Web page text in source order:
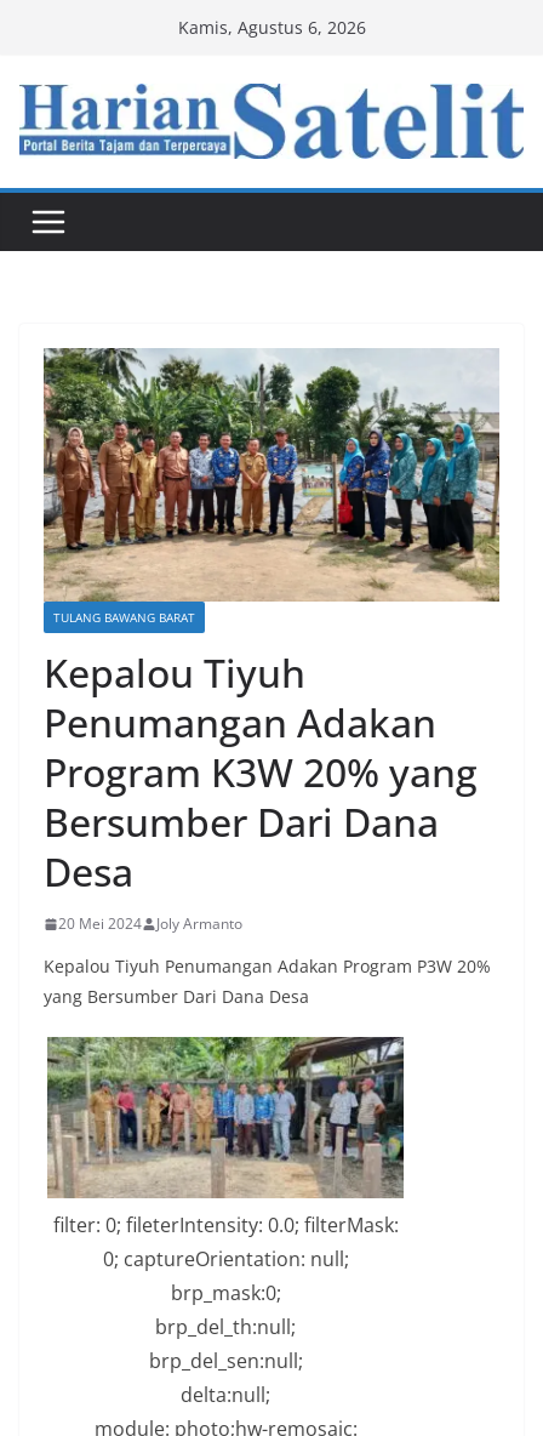
content
Kamis, Agustus 6, 2026
TULANG BAWANG BARAT
Kepalou Tiyuh
Penumangan Adakan
Program K3W 20% yang
Bersumber Dari Dana
Desa
20 Mei 2024 Joly Armanto
Kepalou Tiyuh Penumangan Adakan Program P3W 20%
yang Bersumber Dari Dana Desa
filter: 0; fileterIntensity: 0.0; filterMask:
0; captureOrientation: null;
brp_mask:0;
brp_del_th:null;
brp_del_sen:null;
delta:null;
module: photo;hw-remosaic: